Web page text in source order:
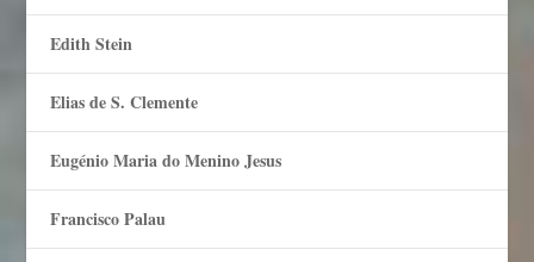
Edith Stein
Elias de S. Clemente
Eugénio Maria do Menino Jesus
Francisco Palau